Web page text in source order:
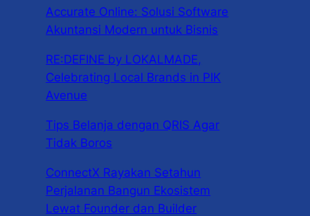
Accurate Online: Solusi Software
Akuntansi Modern untuk Bisnis
RE:DEFINE by LOKALMADE,
Celebrating Local Brands in PIK
Avenue
Tips Belanja dengan QRIS Agar
Tidak Boros
ConnectX Rayakan Setahun
Perjalanan Bangun Ekosistem
Lewat Founder dan Builder